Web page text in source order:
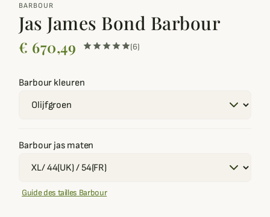
BARBOUR
Jas James Bond Barbour
€ 670,49 (6)
Barbour kleuren
Barbour jas maten
Guide des tailles Barbour